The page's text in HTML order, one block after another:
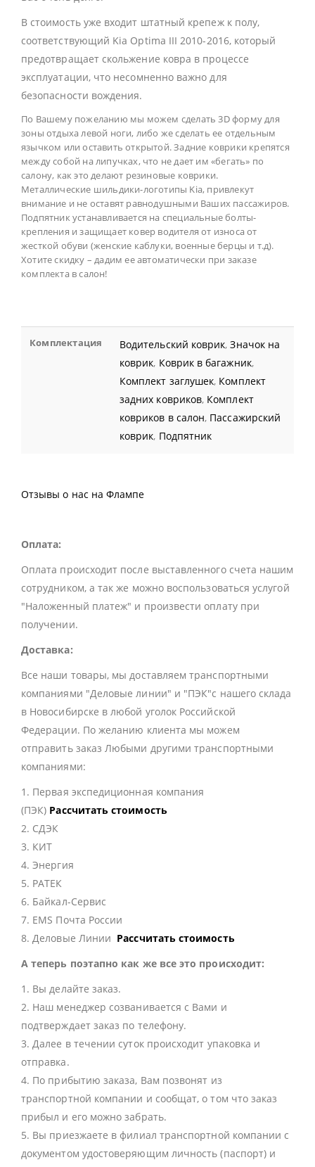
В стоимость уже входит штатный крепеж к полу,
соответствующий Kia Optima III 2010-2016, который
предотвращает скольжение ковра в процессе
эксплуатации, что несомненно важно для
безопасности вождения.
По Вашему пожеланию мы можем сделать 3D форму для
зоны отдыха левой ноги, либо же сделать ее отдельным
язычком или оставить открытой. Задние коврики крепятся
между собой на липучках, что не дает им «бегать» по
салону, как это делают резиновые коврики.
Металлические шильдики-логотипы Kia, привлекут
внимание и не оставят равнодушными Ваших пассажиров.
Подпятник устанавливается на специальные болты-
крепления и защищает ковер водителя от износа от
жесткой обуви (женские каблуки, военные берцы и т.д).
Хотите скидку – дадим ее автоматически при заказе
комплекта в салон!
Комплектация Водительский коврик,Значок на
коврик, Коврик в багажник,
Комплект заглушек, Комплект
задних ковриков, Комплект
ковриков в салон, Пассажирский
коврик, Подпятник
Отзывы о нас на Флампе
Оплата:
Оплата происходит после выставленного счета нашим
сотрудником, а так же можно воспользоваться услугой
"Наложенный платеж" и произвести оплату при
получении.
Доставка:
Все наши товары, мы доставляем транспортными
компаниями "Деловые линии" и "ПЭК"с нашего склада
в Новосибирске в любой уголок Российской
Федерации. По желанию клиента мы можем
отправить заказ Любыми другими транспортными
компаниями:
1. Первая экспедиционная компания
(ПЭК) Рассчитать стоимость
2. СДЭК
3. КИТ
4. Энергия
5. РАТЕК
6. Байкал-Сервис
7. EMS Почта России
8. Деловые Линии Рассчитать стоимость
А теперь поэтапно как же все это происходит:
1. Вы делайте заказ.
2. Наш менеджер созванивается с Вами и
подтверждает заказ по телефону.
3. Далее в течении суток происходит упаковка и
отправка.
4. По прибытию заказа, Вам позвонят из
транспортной компании и сообщат, о том что заказ
прибыл и его можно забрать.
5. Вы приезжаете в филиал транспортной компании с
документом удостоверяющим личность (паспорт) и